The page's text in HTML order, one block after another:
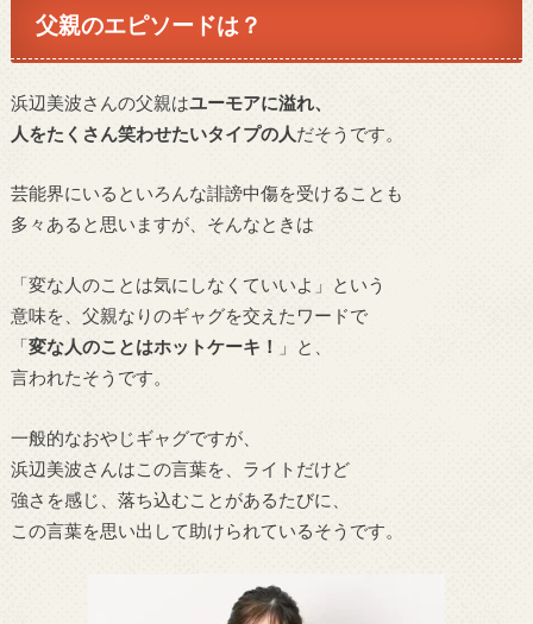
父親のエピソードは？
浜辺美波さんの父親はユーモアに溢れ、
人をたくさん笑わせたいタイプの人だそうです。
芸能界にいるといろんな誹謗中傷を受けることも
多々あると思いますが、そんなときは
「変な人のことは気にしなくていいよ」という
意味を、父親なりのギャグを交えたワードで
「変な人のことはホットケーキ！
」と、
言われたそうです。
一般的なおやじギャグですが、
浜辺美波さんはこの言葉を、ライトだけど
強さを感じ、落ち込むことがあるたびに、
この言葉を思い出して助けられているそうです。